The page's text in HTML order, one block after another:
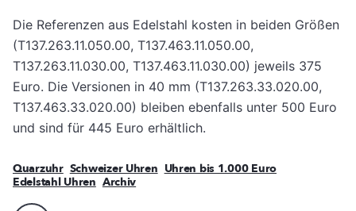
Die Referenzen aus Edelstahl kosten in beiden Größen
(T137.263.11.050.00, T137.463.11.050.00,
T137.263.11.030.00, T137.463.11.030.00) jeweils 375
Euro. Die Versionen in 40 mm (T137.263.33.020.00,
T137.463.33.020.00) bleiben ebenfalls unter 500 Euro
und sind für 445 Euro erhältlich.
Quarzuhr Schweizer Uhren Uhren bis 1.000 Euro
Edelstahl Uhren Archiv